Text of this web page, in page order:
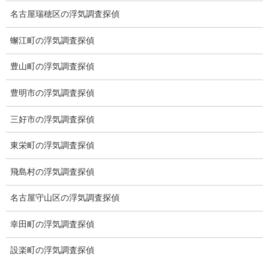
ミライリサーチのお約束
当社のこだわり
契約後の安心と信頼
顧問弁護士のご案内
委任契約
低料金の理由
探偵
名古屋瑞穂区の浮気調査探偵
蠏江町の浮気調査探偵
豊山町の浮気調査探偵
豊明市の浮気調査探偵
三好市の浮気調査探偵
東栄町の浮気調査探偵
飛島村の浮気調査探偵
名古屋守山区の浮気調査探偵
幸田町の浮気調査探偵
設楽町の浮気調査探偵